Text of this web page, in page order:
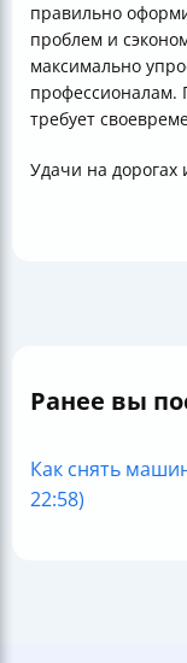
правильно
проблем и
максимально
профессионалам.
требует
Удачи на дорогах
Ранее вы
Как снять
22:58)